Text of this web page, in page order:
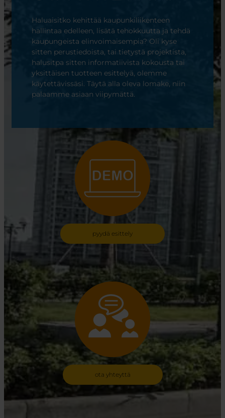
Haluaisitko kehittää kaupunkiliikenteen
hallintaa edelleen, lisätä tehokkuutta ja tehdä
kaupungeista elinvoimaisempia? Oli kyse
sitten perustiedoista, tai tietystä projektista,
halusitpa sitten informatiivista kokousta tai
yksittäisen tuotteen esittelyä, olemme
käytettävissäsi. Täytä alla oleva lomake, niin
palaamme asiaan viipymättä.
pyydä esittely
ota yhteyttä